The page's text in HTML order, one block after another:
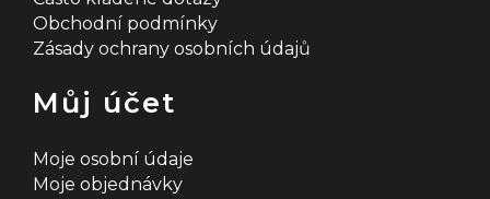
Obchodní podmínky
Zásady ochrany osobních údajů
Můj účet
Moje osobní údaje
Moje objednávky